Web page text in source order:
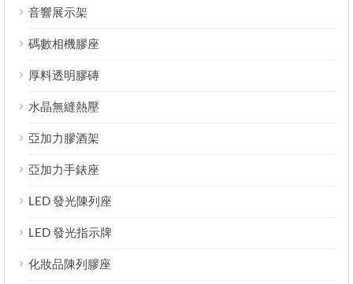
音響展示架
碼數相機膠座
厚料透明膠磚
水晶無縫熱壓
亞加力膠酒架
亞加力手錶座
LED 發光陳列座
LED 發光指示牌
化妝品陳列膠座